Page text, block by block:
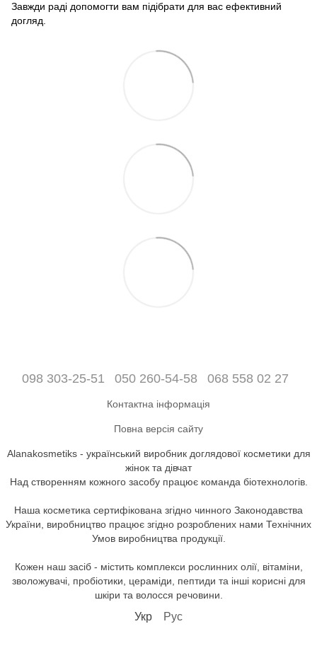
Завжди раді допомогти вам підібрати для вас ефективний
догляд.
098 303-25-51 050 260-54-58 068 558 02 27
Контактна інформація
Повна версія сайту
Alanakosmetiks - український виробник доглядової косметики для
жінок та дівчат
Над створенням кожного засобу працює команда біотехнологів.
Наша косметика сертифікована згідно чинного Законодавства
України, виробництво працює згідно розроблених нами Технічних
Умов виробництва продукції.
Кожен наш засіб - містить комплекси рослинних олії, вітаміни,
зволожувачі, пробіотики, цераміди, пептиди та інші корисні для
шкіри та волосся речовини.
Укр Рус